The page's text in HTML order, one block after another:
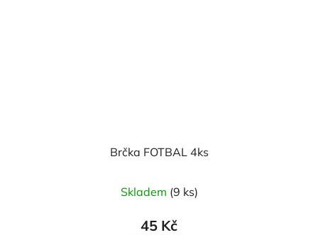
Brčka FOTBAL 4ks
Skladem (9 ks)
45 Kč